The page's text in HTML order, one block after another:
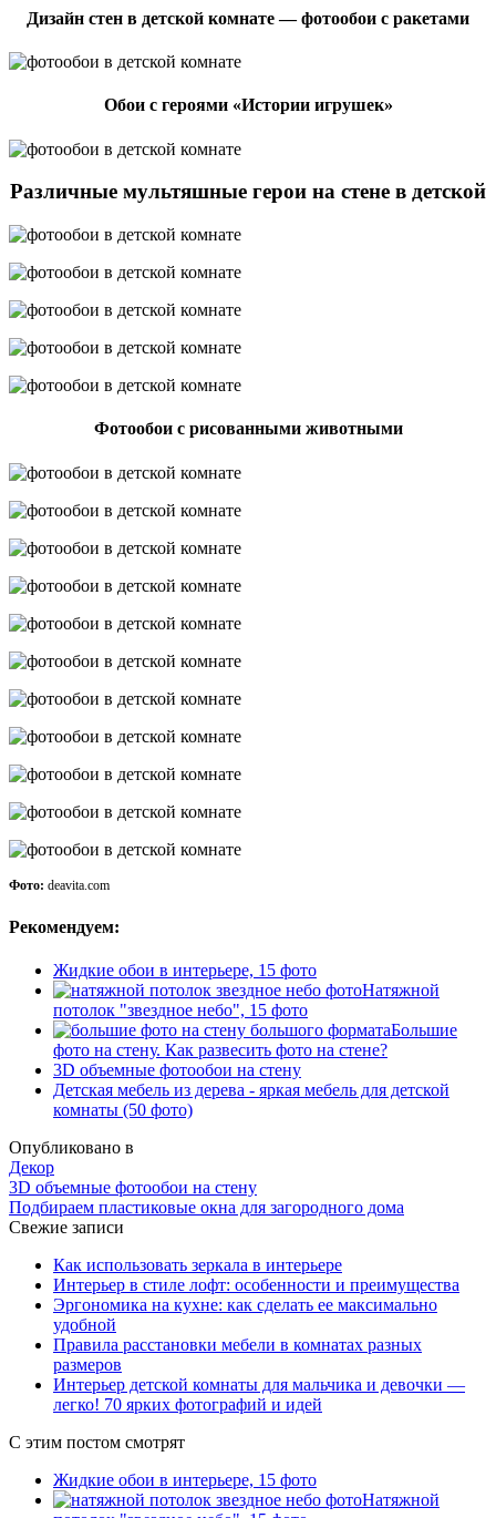
Дизайн стен в детской комнате — фотообои с ракетами
Обои с героями «Истории игрушек»
Различные мультяшные герои на стене в детской
Фотообои с рисованными животными
Фото: deavita.com
Рекомендуем:
Жидкие обои в интерьере, 15 фото
Натяжной
потолок "звездное небо", 15 фото
Большие
фото на стену. Как развесить фото на стене?
3D объемные фотообои на стену
Детская мебель из дерева - яркая мебель для детской
комнаты (50 фото)
Опубликовано в
Декор
3D объемные фотообои на стену
Подбираем пластиковые окна для загородного дома
Свежие записи
Как использовать зеркала в интерьере
Интерьер в стиле лофт: особенности и преимущества
Эргономика на кухне: как сделать ее максимально
удобной
Правила расстановки мебели в комнатах разных
размеров
Интерьер детской комнаты для мальчика и девочки —
легко! 70 ярких фотографий и идей
С этим постом смотрят
Жидкие обои в интерьере, 15 фото
Натяжной